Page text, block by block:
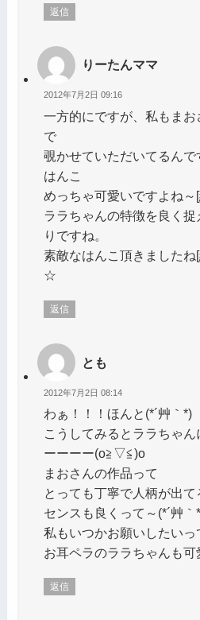
返信
りーたんママ
2012年7月2日 09:16
一方的にですが、私もま
で
覗かせていただいてるん
はんこ
めっちゃ可愛いですよね～
ララちゃんの特徴を良く捉
りですね。
素敵なはんこ頂きましたね
☆
返信
とも
2012年7月2日 08:14
わぁ！！！ほんと(*´艸｀*)
こうしてみるとララちゃ
ーーーー(o≧▽≦)o
まおさんの作品って
とっても丁寧で人柄が出
センスも良くって～(*´艸｀
私もいつかお願いしたいっ
お耳ペラのララちゃんも
返信